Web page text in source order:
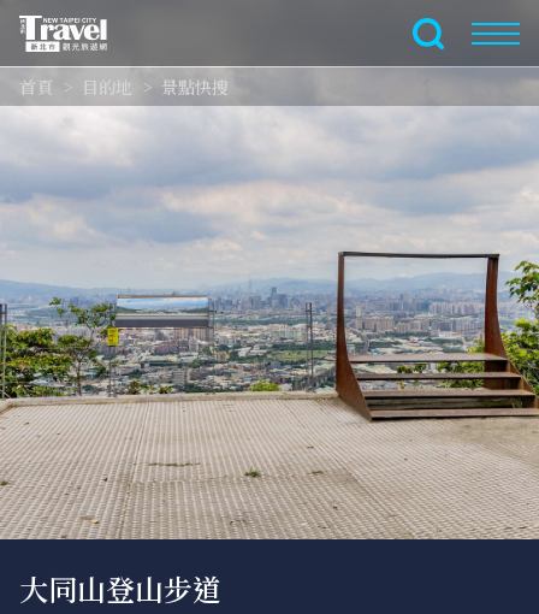
主
要
內
容
全文檢索
首頁 目的地 景點快搜
大同山登山步道